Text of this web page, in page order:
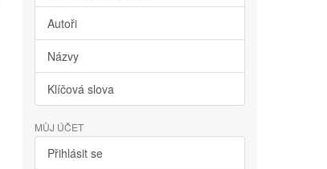
Autoři
Názvy
Klíčová slova
MŮJ ÚČET
Přihlásit se